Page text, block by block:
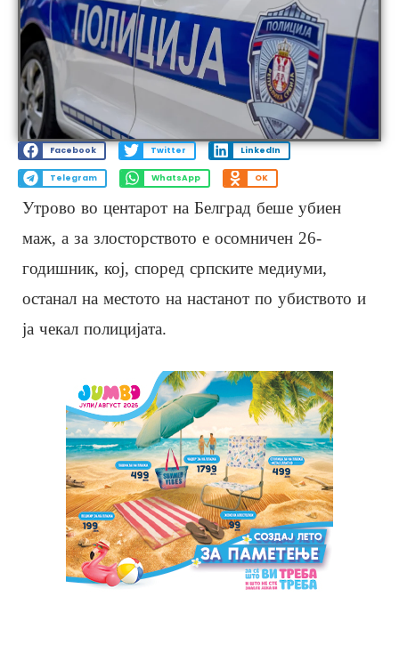
Facebook Twitter LinkedIn
Telegram WhatsApp OK
Утрово во центарот на Белград беше убиен
маж, а за злосторството е осомничен 26-
годишник, кој, според српските медиуми,
останал на местото на настанот по убиството и
ја чекал полицијата.